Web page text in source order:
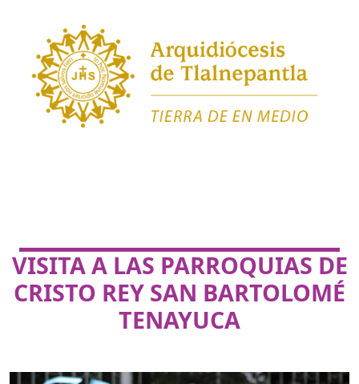
VISITA A LAS PARROQUIAS DE
CRISTO REY SAN BARTOLOMÉ
TENAYUCA